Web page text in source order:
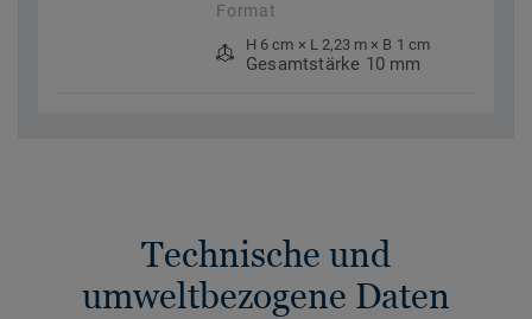
Format
H 6 cm × L 2,23 m × B 1 cm
Gesamtstärke 10 mm
Technische und
umweltbezogene Daten